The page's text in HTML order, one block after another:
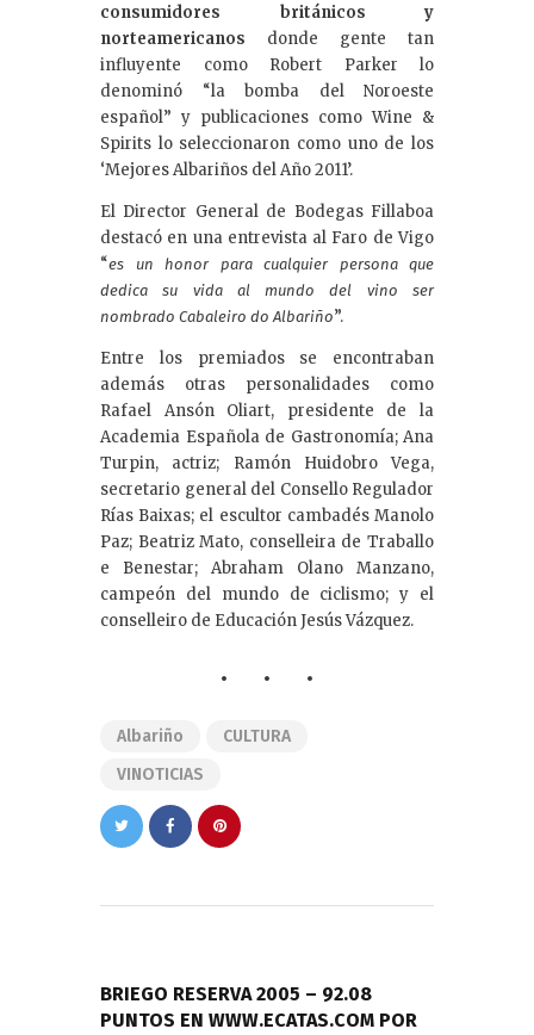
consumidores británicos y
norteamericanos donde gente tan
influyente como Robert Parker lo
denominó “la bomba del Noroeste
español” y publicaciones como Wine &
Spirits lo seleccionaron como uno de los
‘Mejores Albariños del Año 2011’.
El Director General de Bodegas Fillaboa
destacó en una entrevista al Faro de Vigo
“es un honor para cualquier persona que
dedica su vida al mundo del vino ser
nombrado Cabaleiro do Albariño”.
Entre los premiados se encontraban
además otras personalidades como
Rafael Ansón Oliart, presidente de la
Academia Española de Gastronomía; Ana
Turpin, actriz; Ramón Huidobro Vega,
secretario general del Consello Regulador
Rías Baixas; el escultor cambadés Manolo
Paz; Beatriz Mato, conselleira de Traballo
e Benestar; Abraham Olano Manzano,
campeón del mundo de ciclismo; y el
conselleiro de Educación Jesús Vázquez.
Albariño
CULTURA
VINOTICIAS
entradas
BRIEGO RESERVA 2005 – 92.08
PUNTOS EN WWW.ECATAS.COM POR